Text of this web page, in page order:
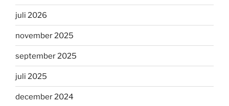
juli 2026
november 2025
september 2025
juli 2025
december 2024